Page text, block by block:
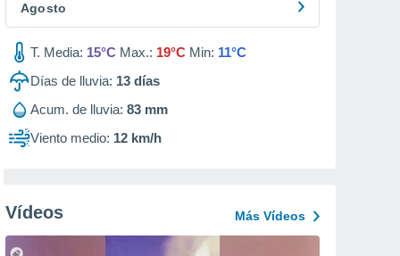
Agosto
T. Media: 15°C Max.: 19°C Min: 11°C
Días de lluvia: 13 días
Acum. de lluvia: 83 mm
Viento medio: 12 km/h
Vídeos Más Vídeos